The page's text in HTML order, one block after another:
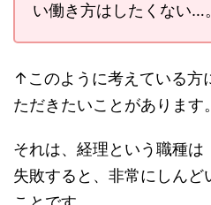
い働き方はしたくない…。
↑このように考えている方
ただきたいことがあります。
それは、経理という職種は
失敗すると、非常にしんど